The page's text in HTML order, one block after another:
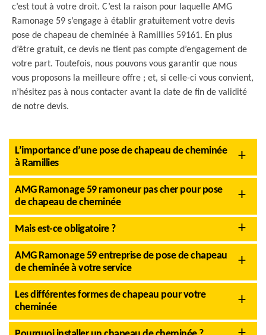
c’est tout à votre droit. C’est la raison pour laquelle AMG
Ramonage 59 s’engage à établir gratuitement votre devis
pose de chapeau de cheminée à Ramillies 59161. En plus
d’être gratuit, ce devis ne tient pas compte d’engagement de
votre part. Toutefois, nous pouvons vous garantir que nous
vous proposons la meilleure offre ; et, si celle-ci vous convient,
n’hésitez pas à nous contacter avant la date de fin de validité
de notre devis.
L’importance d’une pose de chapeau de cheminée
à Ramillies
AMG Ramonage 59 ramoneur pas cher pour pose
de chapeau de cheminée
Mais est-ce obligatoire ?
AMG Ramonage 59 entreprise de pose de chapeau
de cheminée à votre service
Les différentes formes de chapeau pour votre
cheminée